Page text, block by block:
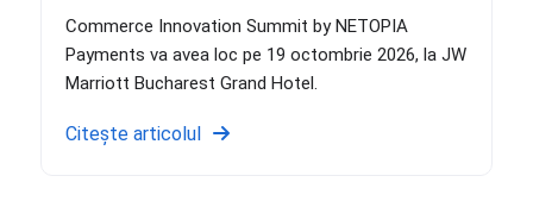
Commerce Innovation Summit by NETOPIA
Payments va avea loc pe 19 octombrie 2026, la JW
Marriott Bucharest Grand Hotel.
Citește articolul